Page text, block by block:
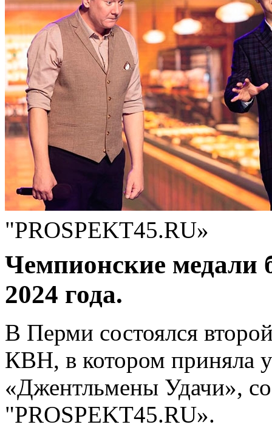
"PROSPEKT45.RU»
Чемпионские медали
2024 года.
В Перми состоялся
КВН, в котором приняла
«Джентльмены Удачи»,
"PROSPEKT45.RU».